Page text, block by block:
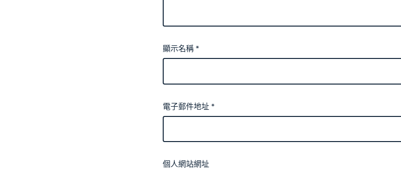
顯示名稱*
電子郵件地址*
個人網站網址